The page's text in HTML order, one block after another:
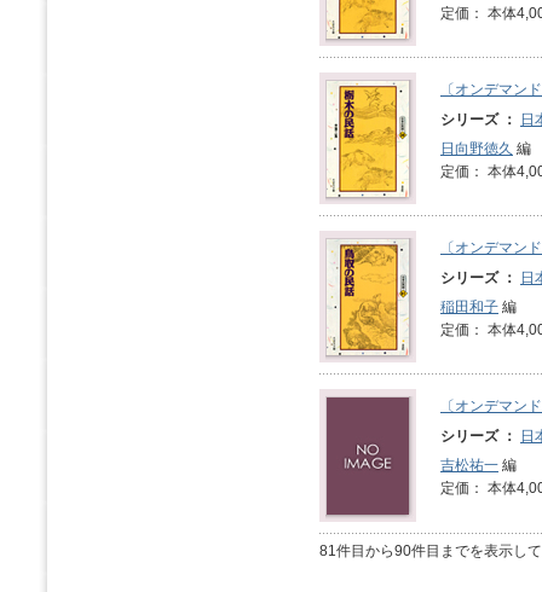
定価： 本体
〔オンデマン
シリーズ ：
日
日向野徳久 編
定価： 本体
〔オンデマン
シリーズ ：
日
稲田和子 編
定価： 本体
〔オンデマン
シリーズ ：
日
吉松祐一 編
定価： 本体
81件目から90件目までを表示し